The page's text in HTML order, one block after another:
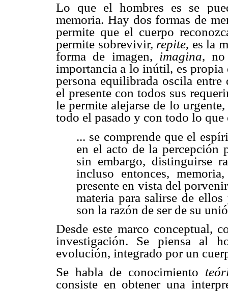
Lo que el hombres es se
memoria. Hay dos formas de
permite que el cuerpo
permite sobrevivir, repite, es la
forma de imagen, imagina, no
importancia a lo inútil, es propia
persona equilibrada oscila
el presente con todos sus
le permite alejarse de lo
todo el pasado y con todo lo que
... se comprende que el
en el acto de la percepción
sin embargo, distinguirse
incluso entonces,
presente en vista del
materia para salirse de
son la razón de ser de su
Desde este marco conceptual,
investigación. Se piensa al
evolución, integrado por un
Se habla de conocimiento
consiste en obtener una